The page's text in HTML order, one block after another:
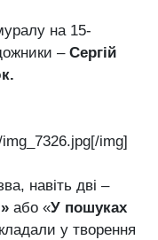
на 15-
– Сергій
img]
навіть дві –
або «У пошуках
у творення